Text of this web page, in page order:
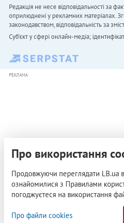
Редакція не несе відповідальності за
оприлюднені у рекламних матеріалах.
законодавством, відповідальність за
Cуб'єкт у сфері онлайн-медіа;
РЕКЛАМА
Про використання
Продовжуючи переглядати LB.ua
ознайомилися з Правилами
погоджуєтеся на використання
Про файли cookies